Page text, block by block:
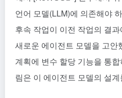
언어 모델(LLM)에 의존해야
후속 작업이 이전 작업의 결
새로운 에이전트 모델을 고안
계획에 변수 할당 기능을 통
림은 이 에이전트 모델의 설